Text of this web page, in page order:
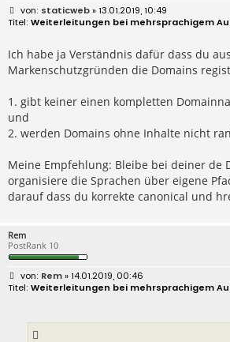
B
e
r
a
g
staticweb» 13.01.2019, 10:49
Weiterleitungen bei mehrsprachigem
Ich habe ja Verständnis dafür dass du aus
Markenschutzgründen die Domains
1. gibt keiner einen kompletten
und
2. werden Domains ohne Inhalte nicht
Meine Empfehlung: Bleibe bei deiner de
organisiere die Sprachen über eigene
darauf dass du korrekte canonical und
Rem
PostRank 10
B
e
i
Rem» 14.01.2019, 00:46
Weiterleitungen bei mehrsprachigem